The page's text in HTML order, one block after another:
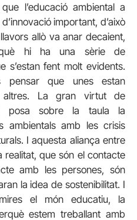
l’educació ambiental a
important, d’això
allò va anar decaient,
hi ha una sèrie de
s’estan fent molt evidents.
pensar que unes estan
altres. La gran virtut de
posa sobre la taula la
ambientals amb les crisis
I aquesta aliança entre
que són el contacte
amb les persones, són
la idea de sostenibilitat. I
el món educatiu, la
estem treballant amb